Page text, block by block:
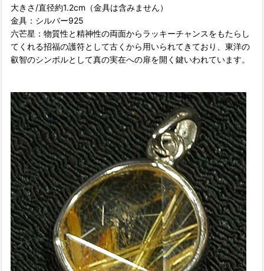
大きさ/直径約1.2cm（金具は含みません）
金具：シルバー925
六芒星：物質性と精神性の両面からラッキーチャンスをもたらし
てくれる招福の護符として古くから用いられてきており、東洋の
叡智のシンボルとして真の実在への扉を開く鍵いわれています。